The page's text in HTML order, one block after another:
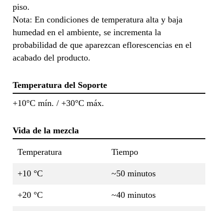
piso.
Nota: En condiciones de temperatura alta y baja
humedad en el ambiente, se incrementa la
probabilidad de que aparezcan eflorescencias en el
acabado del producto.
Temperatura del Soporte
+10°C mín. / +30°C máx.
Vida de la mezcla
Temperatura Tiempo
+10 °C ~50 minutos
+20 °C ~40 minutos